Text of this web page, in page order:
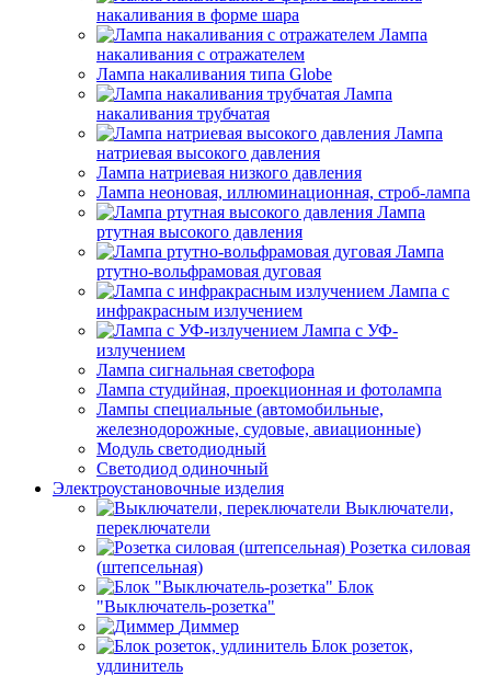
накаливания в форме шара
Лампа
накаливания с отражателем
Лампа накаливания типа Globe
Лампа
накаливания трубчатая
Лампа
натриевая высокого давления
Лампа натриевая низкого давления
Лампа неоновая, иллюминационная, строб-лампа
Лампа
ртутная высокого давления
Лампа
ртутно-вольфрамовая дуговая
Лампа с
инфракрасным излучением
Лампа с УФ-
излучением
Лампа сигнальная светофора
Лампа студийная, проекционная и фотолампа
Лампы специальные (автомобильные,
железнодорожные, судовые, авиационные)
Модуль светодиодный
Светодиод одиночный
Электроустановочные изделия
Выключатели,
переключатели
Розетка силовая
(штепсельная)
Блок
"Выключатель-розетка"
Диммер
Блок розеток,
удлинитель